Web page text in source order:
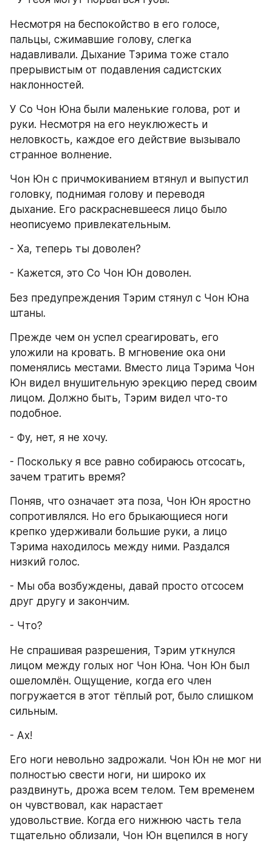
Несмотря на беспокойство в его голосе,
пальцы, сжимавшие голову, слегка
надавливали. Дыхание Тэрима тоже стало
прерывистым от подавления садистских
наклонностей.
У Со Чон Юна были маленькие голова, рот и
руки. Несмотря на его неуклюжесть и
неловкость, каждое его действие вызывало
странное волнение.
Чон Юн с причмокиванием втянул и выпустил
головку, поднимая голову и переводя
дыхание. Его раскрасневшееся лицо было
неописуемо привлекательным.
- Ха, теперь ты доволен?
- Кажется, это Со Чон Юн доволен.
Без предупреждения Тэрим стянул с Чон Юна
штаны.
Прежде чем он успел среагировать, его
уложили на кровать. В мгновение ока они
поменялись местами. Вместо лица Тэрима Чон
Юн видел внушительную эрекцию перед своим
лицом. Должно быть, Тэрим видел что-то
подобное.
- Фу, нет, я не хочу.
- Поскольку я все равно собираюсь отсосать,
зачем тратить время?
Поняв, что означает эта поза, Чон Юн яростно
сопротивлялся. Но его брыкающиеся ноги
крепко удерживали большие руки, а лицо
Тэрима находилось между ними. Раздался
низкий голос.
- Мы оба возбуждены, давай просто отсосем
друг другу и закончим.
- Что?
Не спрашивая разрешения, Тэрим уткнулся
лицом между голых ног Чон Юна. Чон Юн был
ошеломлён. Ощущение, когда его член
погружается в этот тёплый рот, было слишком
сильным.
- Ах!
Его ноги невольно задрожали. Чон Юн не мог ни
полностью свести ноги, ни широко их
раздвинуть, дрожа всем телом. Тем временем
он чувствовал, как нарастает
удовольствие. Когда его нижнюю часть тела
тщательно облизали, Чон Юн вцепился в ногу